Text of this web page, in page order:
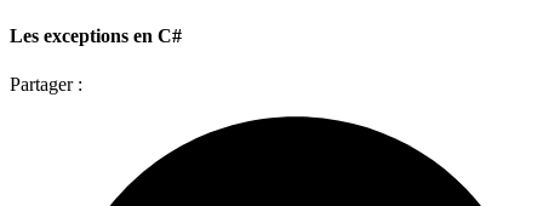
Les exceptions en C#
Partager :